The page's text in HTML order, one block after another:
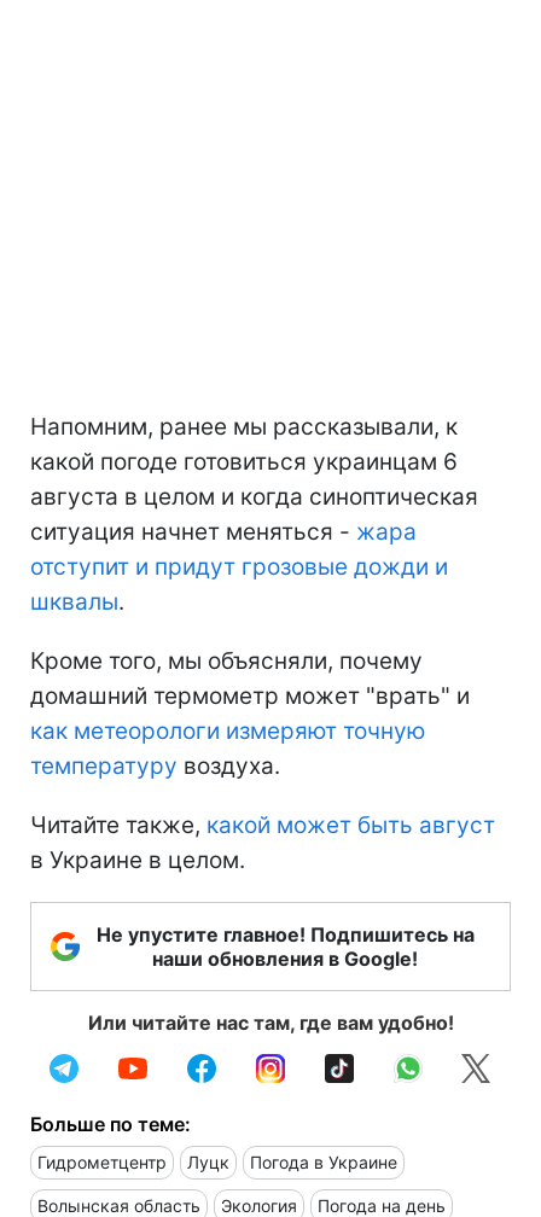
Напомним, ранее мы рассказывали, к
какой погоде готовиться украинцам 6
августа в целом и когда синоптическая
ситуация начнет меняться - жара
отступит и придут грозовые дожди и
шквалы.
Кроме того, мы объясняли, почему
домашний термометр может "врать" и
как метеорологи измеряют точную
температуру воздуха.
Читайте также, какой может быть август
в Украине в целом.
Не упустите главное! Подпишитесь на
наши обновления в Google!
Или читайте нас там, где вам удобно!
Больше по теме:
Гидрометцентр Луцк Погода в Украине
Волынская область Экология Погода на день